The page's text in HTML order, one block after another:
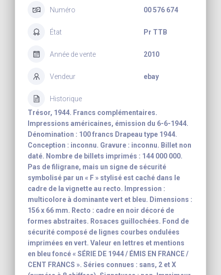
Numéro 00 576 674
État Pr TTB
Année de vente 2010
Vendeur ebay
Historique
Trésor, 1944. Francs complémentaires.
Impressions américaines, émission du 6-6-1944.
Dénomination : 100 francs Drapeau type 1944.
Conception : inconnu. Gravure : inconnu. Billet non
daté. Nombre de billets imprimés : 144 000 000.
Pas de filigrane, mais un signe de sécurité
symbolisé par un « F » stylisé est caché dans le
cadre de la vignette au recto. Impression :
multicolore à dominante vert et bleu. Dimensions :
156 x 66 mm. Recto : cadre en noir décoré de
formes abstraites. Rosaces guillochées. Fond de
sécurité composé de lignes courbes ondulées
imprimées en vert. Valeur en lettres et mentions
en bleu foncé « SÉRIE DE 1944 / ÉMIS EN FRANCE /
CENT FRANCS ». Séries connues : sans, 2 et X